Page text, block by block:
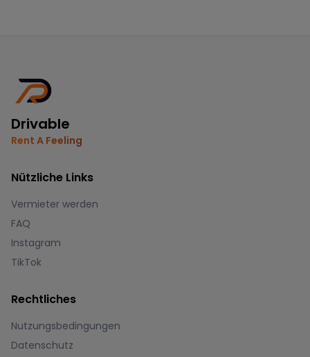
Drivable
Rent A Feeling
Nützliche Links
Vermieter werden
FAQ
Instagram
TikTok
Rechtliches
Nutzungsbedingungen
Datenschutz